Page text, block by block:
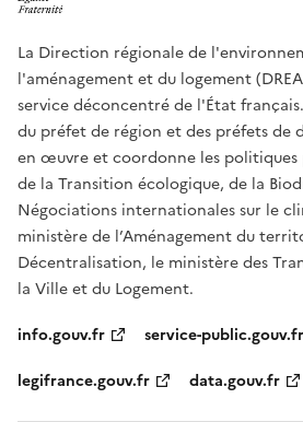
La Direction régionale de
l'aménagement et du logement
service déconcentré de l'État
du préfet de région et des préfets de
en œuvre et coordonne les politiques
de la Transition écologique, de la
Négociations internationales sur le
ministère de l’Aménagement du
Décentralisation, le ministère des
la Ville et du Logement.
info.gouv.fr
service-public.gouv.fr
legifrance.gouv.fr
data.gouv.fr